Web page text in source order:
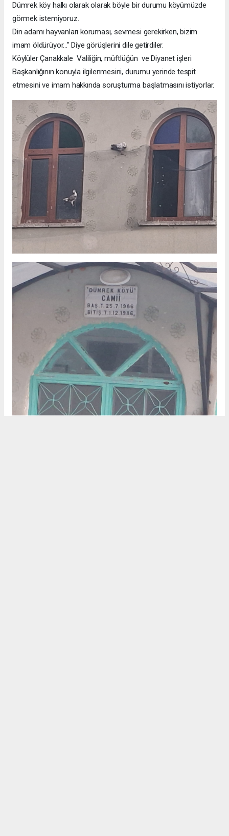
Dümrek köy halkı olarak olarak böyle bir durumu köyümüzde
görmek istemiyoruz.
Din adamı hayvanları koruması, sevmesi gerekirken, bizim
imam öldürüyor..." Diye görüşlerini dile getirdiler.
Köylüler Çanakkale Valiliğin, müftlüğün ve Diyanet işleri
Başkanlığının konuyla ilgilenmesini, durumu yerinde tespit
etmesini ve imam hakkında soruşturma başlatmasını istiyorlar.